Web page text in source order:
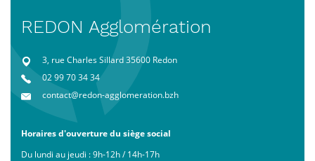
REDON Agglomération
3, rue Charles Sillard 35600 Redon
02 99 70 34 34
contact@redon-agglomeration.bzh
Horaires d'ouverture du siège social
Du lundi au jeudi : 9h-12h / 14h-17h